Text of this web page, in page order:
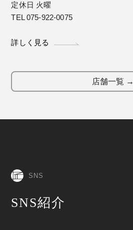
定休日 火曜
TEL 075-922-0075
詳しく見る
店舗一覧 →
SNS
SNS紹介